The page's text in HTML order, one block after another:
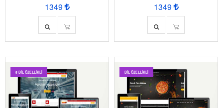
1349 1349
5 DIL ÖZELLIKLI DIL ÖZELLIKLI